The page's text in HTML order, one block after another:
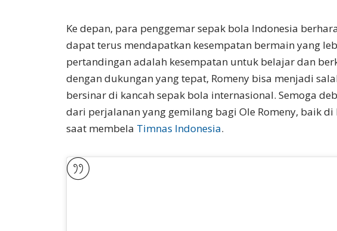
Ke depan, para penggemar sepak bola Indonesia
dapat terus mendapatkan kesempatan bermain yang
pertandingan adalah kesempatan untuk belajar dan
dengan dukungan yang tepat, Romeny bisa menjadi
bersinar di kancah sepak bola internasional. Semoga
dari perjalanan yang gemilang bagi Ole Romeny, baik
saat membela Timnas Indonesia.